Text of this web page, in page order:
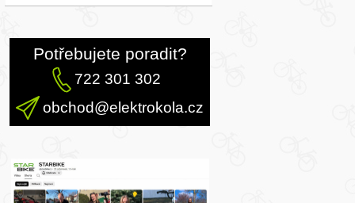
Potřebujete poradit?
722 301 302
obchod@elektrokola.cz